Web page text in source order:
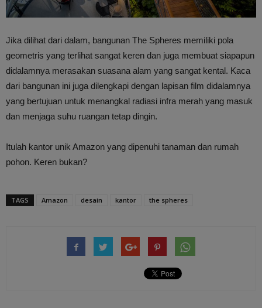
Jika dilihat dari dalam, bangunan The Spheres memiliki pola
geometris yang terlihat sangat keren dan juga membuat siapapun
didalamnya merasakan suasana alam yang sangat kental. Kaca
dari bangunan ini juga dilengkapi dengan lapisan film didalamnya
yang bertujuan untuk menangkal radiasi infra merah yang masuk
dan menjaga suhu ruangan tetap dingin.
Itulah kantor unik Amazon yang dipenuhi tanaman dan rumah
pohon. Keren bukan?
TAGS Amazon desain kantor the spheres